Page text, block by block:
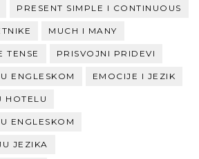
PRESENT SIMPLE I CONTINUOUS
MUCH I MANY
TENSE PRISVOJNI PRIDEVI
ENGLESKOM EMOCIJE I JEZIK
HOTELU
ENGLESKOM
JEZIKA